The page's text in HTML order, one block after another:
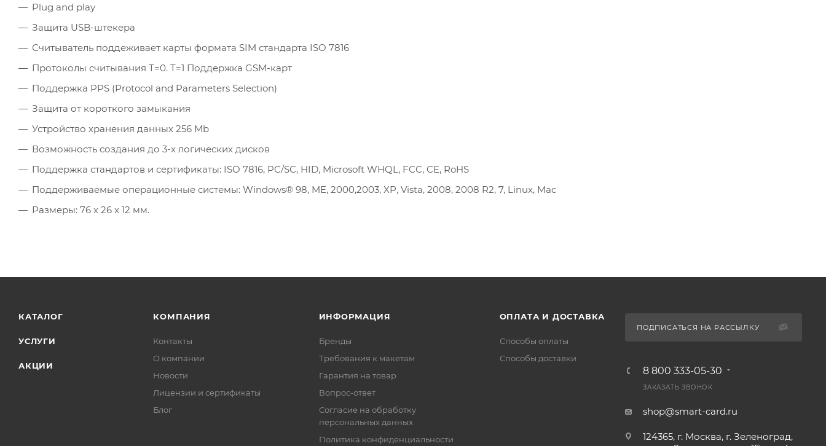
Plug and play
Защита USB-штекера
Считыватель поддеживает карты формата SIM стандарта ISO 7816
Протоколы считывания T=0. T=1 Поддержка GSM-карт
Поддержка PPS (Protocol and Parameters Selection)
Защита от короткого замыкания
Устройство хранения данных 256 Mb
Возможность создания до 3-х логических дисков
Поддержка стандартов и сертификаты: ISO 7816, PC/SC, HID, Microsoft WHQL, FCC, CE, RoHS
Поддерживаемые операционные системы: Windows® 98, ME, 2000,2003, XP, Vista, 2008, 2008 R2, 7, Linux, Mac
Размеры: 76 x 26 x 12 мм.
КАТАЛОГ
УСЛУГИ
АКЦИИ
КОМПАНИЯ
Контакты
О компании
Новости
Лицензии и сертификаты
Блог
ИНФОРМАЦИЯ
Бренды
Требования к макетам
Гарантия на товар
Вопрос-ответ
Согласие на обработку
персональных данных
Политика конфиденциальности
ОПЛАТА И ДОСТАВКА
Способы оплаты
Способы доставки
ПОДПИСАТЬСЯ НА РАССЫЛКУ
8 800 333-05-30
ЗАКАЗАТЬ ЗВОНОК
shop@smart-card.ru
124365, г. Москва, г. Зеленоград,